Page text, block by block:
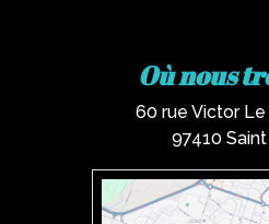
Où nous
60 rue Victor Le
97410